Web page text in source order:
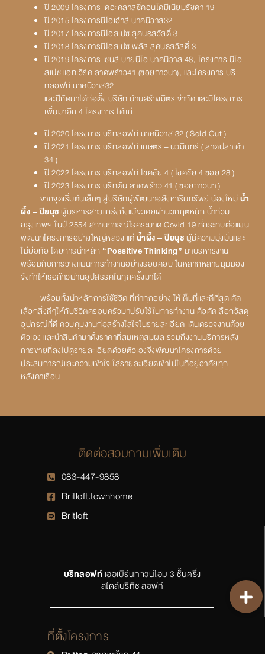
ปี 2009 โครงการ เดอะคลาสซี่คอนโดมีเนียมรัชดา 19
ปี 2015 โครงการนีโอเฮ้าส์ นาคนิวาส32
ปี 2017 โครงการนีโอสเปซ สุคนธสวัสดิ์ 3
ปี 2018 โครงการนีโอสเปซ พลัส สุคนธสวัสดิ์ 3
ปี 2019 โครงการ เซนส์ บายนีโอ นาคนิวาส 48, โครงการ นีโอ
สเปซ แอทเวิร์ค ลาดพร้าว41 (ซอยภาวนา), และโครงการ บริ
ทลอฟท์ นาคนิวาส32
และปีถัดมาได้ก่อตั้ง บริษัท บ้านสร้างมิตร จำกัด และมีโครงการ
เพิ่มมาอีก 4 โครงการ ได้แก่
ปี 2020 โครงการ บริทลอฟท์ นาคนิวาส 32 ( Sold Out )
ปี 2021 โครงการ บริทลอฟท์ เกษตร – นวมินทร์ ( ลาดปลาเค้า
34 )
ปี 2022 โครงการ บริทลอฟท์ โชคชัย 4 ( โชคชัย 4 ซอย 28 )
ปี 2023 โครงการ บริทตัน ลาดพร้าว 41 ( ซอยภาวนา )
จากจุดเริ่มต้นเล็กๆ สู่บริษัทผู้พัฒนาอสังหาริมทรัพย์ น้องใหม่น้ำ
ผึ้ง –ปิยนุช ผู้บริหารสาวแกร่งถึงแม้จะเคยผ่านวิกฤตหนัก น้ำท่วม
กรุงเทพฯ ในปี 2554 สถานการณ์โรคระบาด Covid 19 ที่กระทบต่อแผน
พัฒนาโครงการอย่างใหญ่หลวง แต่น้ำผึ้ง –ปิยนุช ผู้มีความมุ่งมั่นและ
ไม่ย่อท้อ โดยการนำหลัก “Possitive Thinking” มาบริหารงาน
พร้อมกับการวางแผนการทำงานอย่างรอบคอบ ในหลากหลายมุมมอง
จึงทำให้เธอก้าวผ่านอุปสรรคในทุกครั้งมาได้
พร้อมทั้งนำหลักการใช้ชีวิต ที่ทำทุกอย่าง ให้เต็มที่และดีที่สุด คัด
เลือกสิ่งดีๆให้กับชีวิตครอบครัวมาปรับใช้ในการทำงาน คือคัดเลือกวัสดุ
อุปกรณ์ที่ดี ควบคุมงานก่อสร้างใส่ใจในรายละเอียด เดินตรวจงานด้วย
ตัวเอง และนำสินค้ามาตั้งราคาที่สมเหตุสมผล รวมถึงงานบริการหลัง
การขายที่ลงไปดูรายละเอียดด้วยตัวเองจึงพัฒนาโครงการด้วย
ประสบการณ์และความเข้าใจ ใส่รายละเอียดเข้าไปในที่อยู่อาศัยทุก
หลังคาเรือน
ติดต่อสอบถามเพิ่มเติม
083-447-9858
Britloft.townhome
Britloft
บริทลอฟท์ เออเบิร์นทาวน์โฮม 3 ชั้นครึ่ง
สไตล์บริทิช ลอฟท์
ที่ตั้งโครงการ